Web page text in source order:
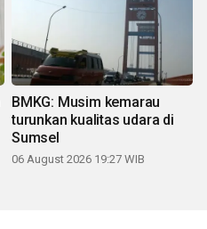
BMKG: Musim kemarau
turunkan kualitas udara di
Sumsel
06 August 2026 19:27 WIB